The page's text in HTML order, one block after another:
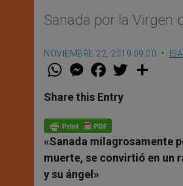
Sanada por la Virgen
NOVIEMBRE 22, 2019 09:00
W
t
s
p
p
M
e
s
e
g
e
r
F
a
e
b
o
k
w
Share this Entry
«Sanada milagrosamente
muerte, se convirtió en un
y su ángel»